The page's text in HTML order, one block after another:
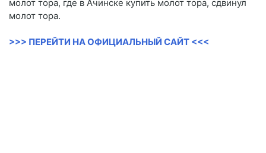
молот тора, где в Ачинске купить молот тора, сдвинул
молот тора.
>>> ПЕРЕЙТИ НА ОФИЦИАЛЬНЫЙ САЙТ <<<